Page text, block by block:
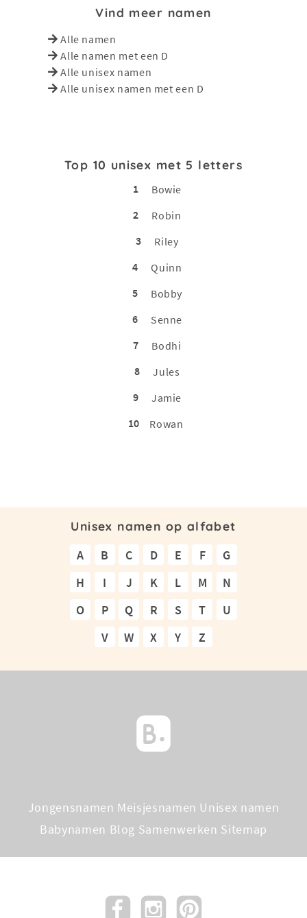
Vind meer namen
Alle namen
Alle namen met een D
Alle unisex namen
Alle unisex namen met een D
Top 10 unisex met 5 letters
1
Bowie
2
Robin
3
Riley
4
Quinn
5
Bobby
6
Senne
7
Bodhi
8
Jules
9
Jamie
10
Rowan
Unisex namen op alfabet
A B C D E F
G
H
I J K L M
N
O
P Q R S T
U
V
W X Y Z
Jongensnamen Meisjesnamen Unisex namen
Babynamen Blog Samenwerken Sitemap